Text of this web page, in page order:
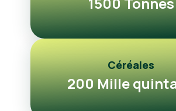
Céréales
200 Mille